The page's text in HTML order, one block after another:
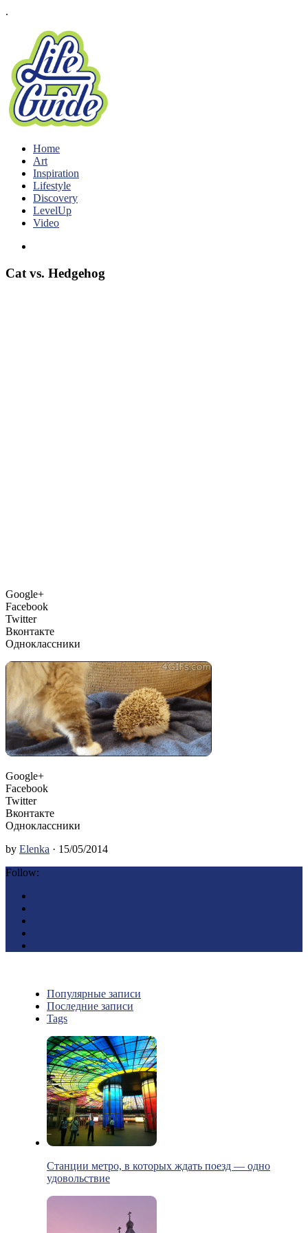
.
Home
Art
Inspiration
Lifestyle
Discovery
LevelUp
Video
Cat vs. Hedgehog
Google+
Facebook
Twitter
Вконтакте
Одноклассники
Google+
Facebook
Twitter
Вконтакте
Одноклассники
by Elenka · 15/05/2014
Follow:
Популярные записи
Последние записи
Tags
Станции метро, в которых ждать поезд — одно
удовольствие